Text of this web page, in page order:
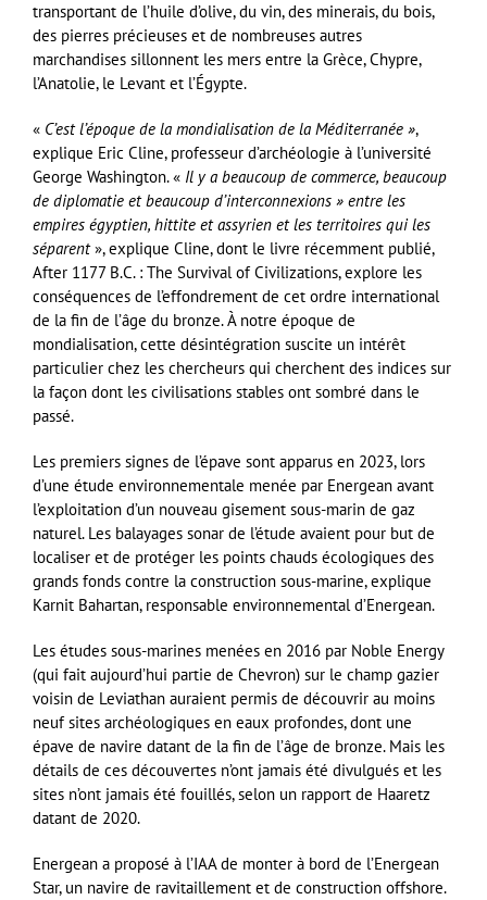
transportant de l’huile d’olive, du vin, des minerais, du bois,
des pierres précieuses et de nombreuses autres
marchandises sillonnent les mers entre la Grèce, Chypre,
l’Anatolie, le Levant et l’Égypte.
« C’est l’époque de la mondialisation de la Méditerranée »,
explique Eric Cline, professeur d’archéologie à l’université
George Washington. « Il y a beaucoup de commerce, beaucoup
de diplomatie et beaucoup d’interconnexions » entre les
empires égyptien, hittite et assyrien et les territoires qui les
séparent», explique Cline, dont le livre récemment publié,
After 1177 B.C. : The Survival of Civilizations, explore les
conséquences de l’effondrement de cet ordre international
de la fin de l’âge du bronze. À notre époque de
mondialisation, cette désintégration suscite un intérêt
particulier chez les chercheurs qui cherchent des indices sur
la façon dont les civilisations stables ont sombré dans le
passé.
Les premiers signes de l’épave sont apparus en 2023, lors
d’une étude environnementale menée par Energean avant
l’exploitation d’un nouveau gisement sous-marin de gaz
naturel. Les balayages sonar de l’étude avaient pour but de
localiser et de protéger les points chauds écologiques des
grands fonds contre la construction sous-marine, explique
Karnit Bahartan, responsable environnemental d’Energean.
Les études sous-marines menées en 2016 par Noble Energy
(qui fait aujourd’hui partie de Chevron) sur le champ gazier
voisin de Leviathan auraient permis de découvrir au moins
neuf sites archéologiques en eaux profondes, dont une
épave de navire datant de la fin de l’âge de bronze. Mais les
détails de ces découvertes n’ont jamais été divulgués et les
sites n’ont jamais été fouillés, selon un rapport de Haaretz
datant de 2020.
Energean a proposé à l’IAA de monter à bord de l’Energean
Star, un navire de ravitaillement et de construction offshore.